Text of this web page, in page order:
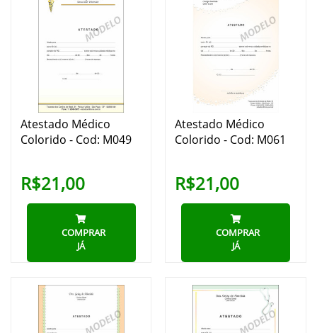
Atestado Médico
Colorido - Cod: M049
R$21,00
COMPRAR
JÁ
Atestado Médico
Colorido - Cod: M061
R$21,00
COMPRAR
JÁ